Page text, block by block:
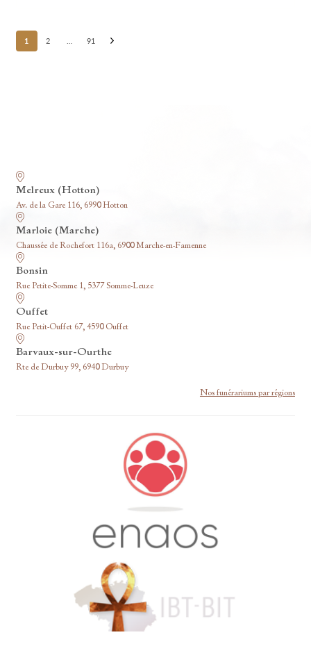
Posts
pagination
1 2 91
Melreux (Hotton)
Av. de la Gare 116, 6990 Hotton
Marloie (Marche)
Chaussée de Rochefort 116a, 6900 Marche-en-Famenne
Bonsin
Rue Petite-Somme 1, 5377 Somme-Leuze
Ouffet
Rue Petit-Ouffet 67, 4590 Ouffet
Barvaux-sur-Ourthe
Rte de Durbuy 99, 6940 Durbuy
Nos funérariums par régions